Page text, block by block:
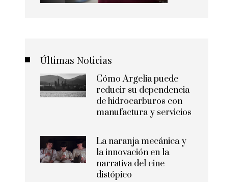
Últimas Noticias
Cómo Argelia puede
reducir su dependencia
de hidrocarburos con
manufactura y servicios
La naranja mecánica y
la innovación en la
narrativa del cine
distópico